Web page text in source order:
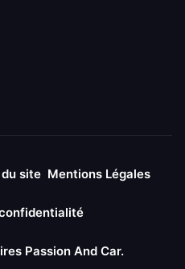
site Mentions Légales
Passion And Car.